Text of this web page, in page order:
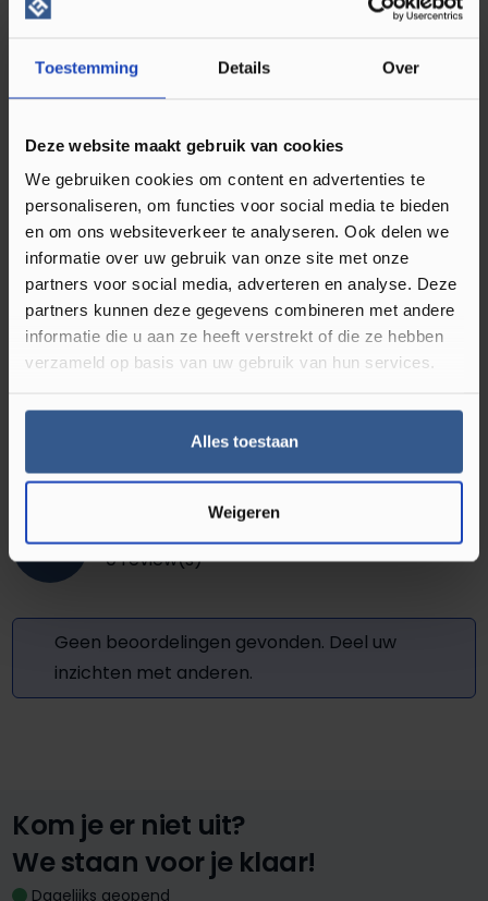
Toestemming Details Over
Deze website maakt gebruik van cookies
We gebruiken cookies om content en advertenties te
personaliseren, om functies voor social media te bieden
en om ons websiteverkeer te analyseren. Ook delen we
informatie over uw gebruik van onze site met onze
partners voor social media, adverteren en analyse. Deze
partners kunnen deze gegevens combineren met andere
informatie die u aan ze heeft verstrekt of die ze hebben
verzameld op basis van uw gebruik van hun services.
Alles toestaan
Weigeren
Montagewijze
Zelfklevend
Matlook
Diameter binnen (mm)
17
Diameter buiten (mm)
55
Reviews
0 0 review(s)
Review achterlaten
Geen beoordelingen gevonden. Deel uw
inzichten met anderen.
Kom je er niet uit?
We staan voor je klaar!
Dagelijks geopend